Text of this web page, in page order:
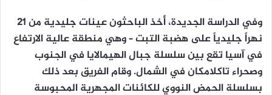
وفي الدراسة الجديدة، أخذ الباحثون عينات جليدية من 21
نهراً جليدياً على هضبة التبت – وهي منطقة عالية الارتفاع
في آسيا تقع بين سلسلة جبال الهيمالايا في الجنوب
وصحراء تاكلامكان في الشمال. وقام الفريق بعد ذلك
بسلسلة الحمض النووي للكائنات المجهرية المحبوسة